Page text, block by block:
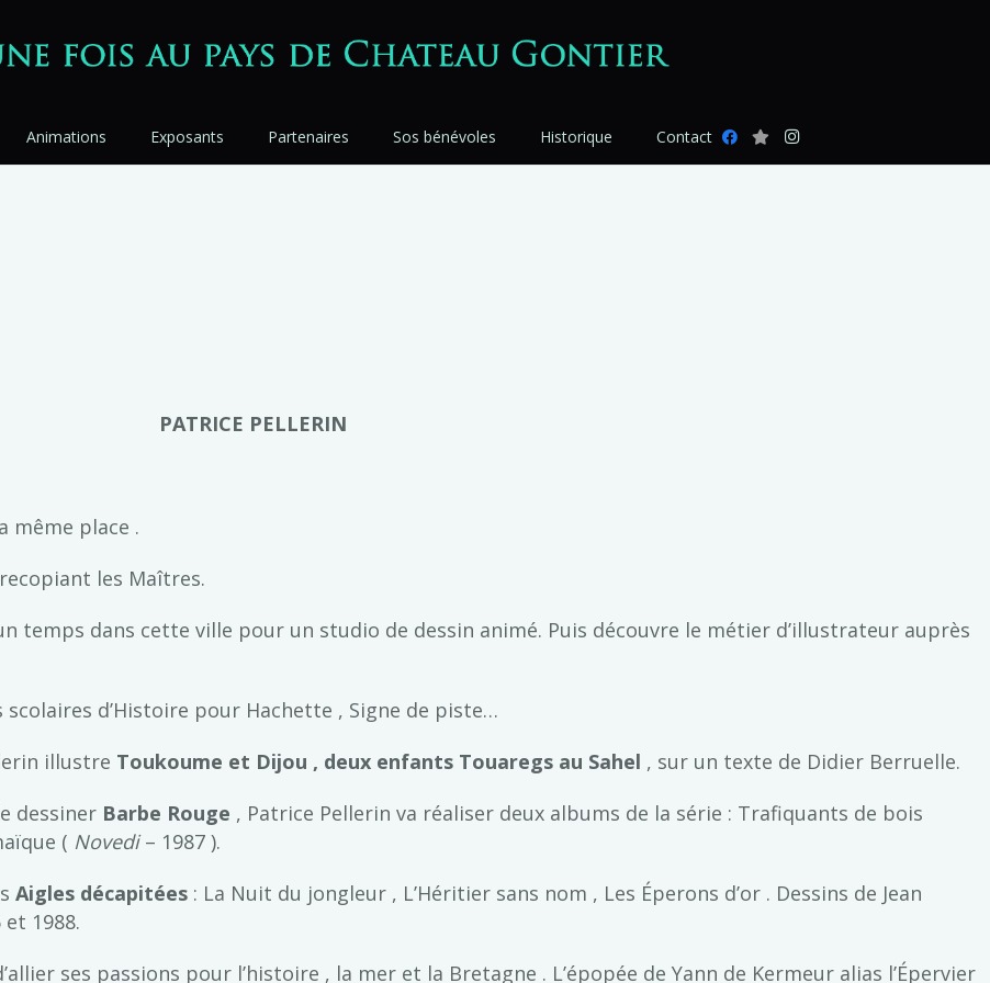
Animations Exposants Partenaires Sos bénévoles Historique Contact
PATRICE PELLERIN
même place .
les Maîtres.
temps dans cette ville pour un studio de dessin animé. Puis découvre le métier d’illustrateur auprès
d’Histoire pour Hachette , Signe de piste…
illustre Toukoume et Dijou , deux enfants Touaregs au Sahel , sur un texte de Didier Berruelle.
dessiner Barbe Rouge , Patrice Pellerin va réaliser deux albums de la série : Trafiquants de bois
( Novedi– 1987 ).
Aigles décapitées : La Nuit du jongleur , L’Héritier sans nom , Les Éperons d’or . Dessins de Jean
1988.
ses passions pour l’histoire , la mer et la Bretagne . L’épopée de Yann de Kermeur alias l’Épervier